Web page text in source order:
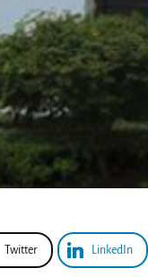
Twitter LinkedIn